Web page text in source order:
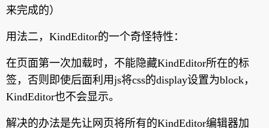
来完成的）
用法二，KindEditor的一个奇怪特性：
在页面第一次加载时，不能隐藏KindEditor所在的标
签，否则即使后面利用js将css的display设置为block，
KindEditor也不会显示。
解决的办法是先让网页将所有的KindEditor编辑器加